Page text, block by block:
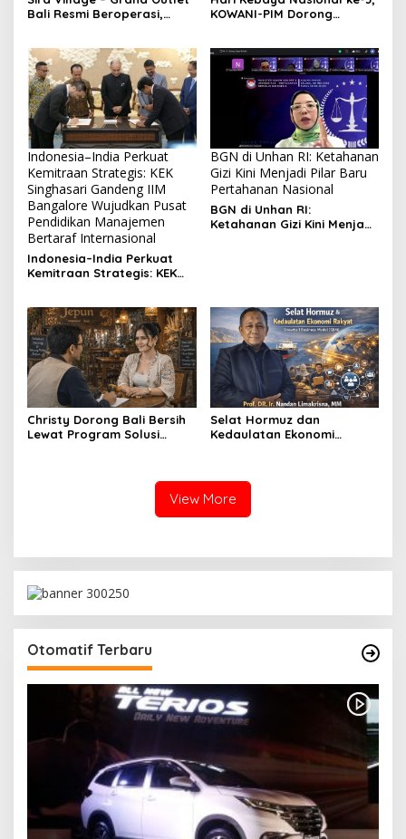
Bali Resmi Beroperasi,
Bali
KOWANI-PIM Dorong
Generasi Muda
Indonesia–India Perkuat
Kemitraan Strategis: KEK
Singhasari Gandeng IIM
Bangalore Wujudkan Pusat
Pendidikan Manajemen
Bertaraf Internasional
Indonesia–India Perkuat
Kemitraan Strategis: KEK
Pendidikan Manajemen
Bertaraf Internasional
BGN di Unhan RI: Ketahanan
Gizi Kini Menjadi Pilar Baru
Pertahanan Nasional
BGN di Unhan RI:
Ketahanan Gizi Kini Menjadi
Christy Dorong Bali Bersih
Lewat Program Solusi
Selat Hormuz dan
Kedaulatan Ekonomi
View More
Otomatif Terbaru